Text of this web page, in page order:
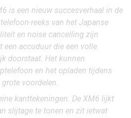
is een nieuw succesverhaal in de
reeks van het Japanse
en noise cancelling zijn
een accuduur die een volle
doorstaat. Het kunnen
en het opladen tijdens
voordelen.
kanttekeningen. De XM6 lijkt
slijtage te tonen en zit ietwat